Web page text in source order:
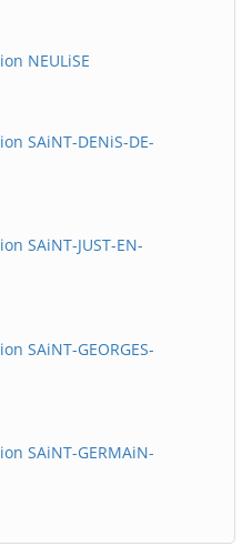
NEULiSE
SAiNT-DENiS-DE-
SAiNT-JUST-EN-
SAiNT-GEORGES-
SAiNT-GERMAiN-